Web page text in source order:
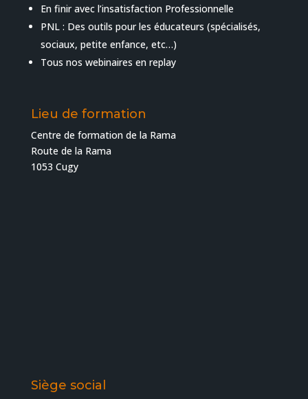
En finir avec l’insatisfaction Professionnelle
PNL : Des outils pour les éducateurs (spécialisés,
sociaux, petite enfance, etc…)
Tous nos webinaires en replay
Lieu de formation
Centre de formation de la Rama
Route de la Rama
1053 Cugy
Siège social